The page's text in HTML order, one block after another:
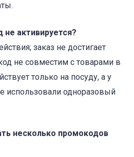
активируется?
заказ не достигает
не совместим с товарами в
только на посуду, а у
использовали одноразовый
несколько промокодов